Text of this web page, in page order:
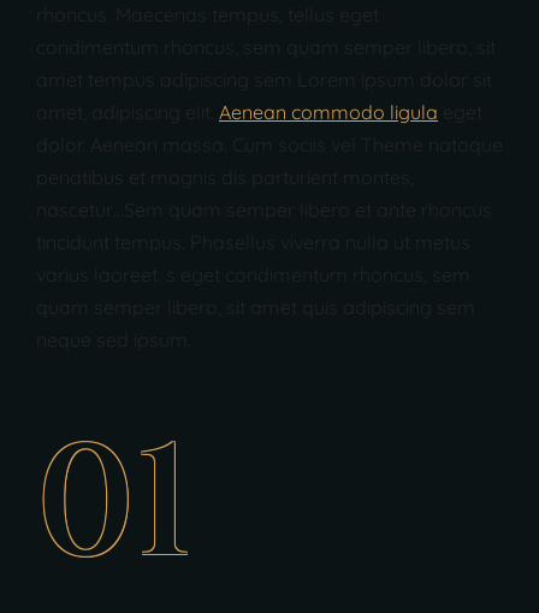
rhoncus. Maecenas tempus, tellus eget
condimentum rhoncus, sem quam semper libero, sit
amet tempus adipiscing sem Lorem ipsum dolor sit
amet, adipiscing elit. Aenean commodo ligula eget
dolor. Aenean massa. Cum sociis vel Theme natoque
penatibus et magnis dis parturient montes,
nascetur…Sem quam semper libero et ante rhoncus
tincidunt tempus. Phasellus viverra nulla ut metus
varius laoreet. s eget condimentum rhoncus, sem
quam semper libero, sit amet quis adipiscing sem
neque sed ipsum.
01